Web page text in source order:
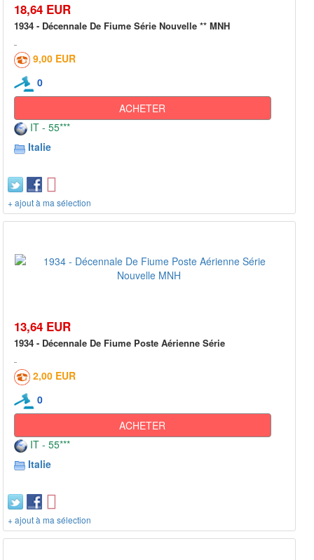
18,64 EUR
1934 - Décennale De Fiume Série Nouvelle ** MNH
9,00 EUR
0
ACHETER
IT - 55***
Italie
+ ajout à ma sélection
13,64 EUR
1934 - Décennale De Fiume Poste Aérienne Série
2,00 EUR
0
ACHETER
IT - 55***
Italie
+ ajout à ma sélection